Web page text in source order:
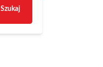
Szukaj